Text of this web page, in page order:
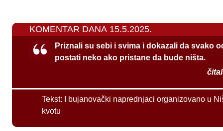
KOMENTAR DANA 15.5.2025.
Priznali su sebi i svima i dokazali da svako
postati neko ako pristane da bude ništa.
Tekst:
I bujanovački naprednjaci organizovano u
kvotu